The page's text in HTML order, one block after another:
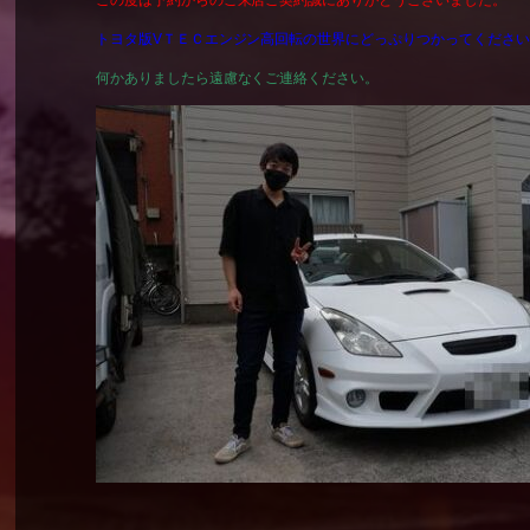
トヨタ版VＴＥＣエンジン高回転の世界にどっぷりつかってくださ
何かありましたら遠慮なくご連絡ください。